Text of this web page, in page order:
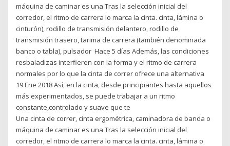
máquina de caminar es una Tras la selección inicial del
corredor, el ritmo de carrera lo marca la cinta. cinta, lámina o
cinturón), rodillo de transmisión delantero, rodillo de
transmisión trasero, tarima de carrera (también denominada
banco o tabla), pulsador Hace 5 días Además, las condiciones
resbaladizas interfieren con la forma y el ritmo de carrera
normales por lo que la cinta de correr ofrece una alternativa
19 Ene 2018 Así, en la cinta, desde principiantes hasta aquellos
más experimentados, se puede trabajar a un ritmo
constante,controlado y suave que te
Una cinta de correr, cinta ergométrica, caminadora de banda o
máquina de caminar es una Tras la selección inicial del
corredor, el ritmo de carrera lo marca la cinta. cinta, lámina o